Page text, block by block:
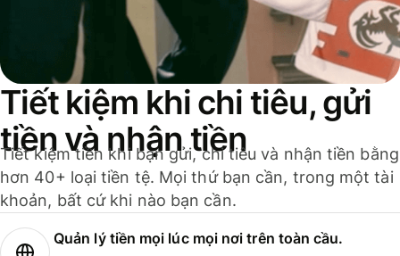
Tiết kiệm khi chi tiêu, gửi
tiền và nhận tiền
Tiết kiệm tiền khi bạn gửi, chi tiêu và nhận tiền bằng
hơn 40+ loại tiền tệ. Mọi thứ bạn cần, trong một tài
khoản, bất cứ khi nào bạn cần.
Quản lý tiền mọi lúc mọi nơi trên toàn cầu.